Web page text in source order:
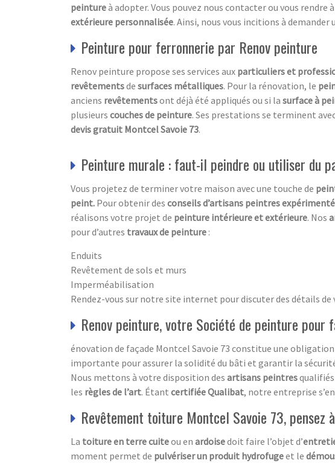
peintureà adopter. Vous pouvez nous contacter ou vous rendre à
extérieure personnalisée. Ainsi, nous vous incitions à demander
Peinture pour ferronnerie par Renov peinture
Renov peinture propose ses services aux particuliers et
revêtementsde surfaces métalliques. Pour la rénovation, le
anciens revêtementsont déjà été appliqués ou si la surface à
plusieurs couches de peinture. Ses prestations se terminent
devis gratuit Montcel Savoie 73.
Peinture murale : faut-il peindre ou utiliser du
Vous projetez de terminer votre maison avec une touche de
peint. Pour obtenir des conseils d’artisans peintres
réalisons votre projet de peinture intérieure et extérieure. Nos
pour d’autres travaux de peinture :
Enduits
Revêtement de sols et murs
Imperméabilisation
Rendez-vous sur notre site internet pour discuter des détails
Renov peinture, votre Société de peinture pour
énovation de façade Montcel Savoie 73 constitue une
importante pour assurer la solidité du bâti et garantir la
Nous mettons à votre disposition des artisans peintres
les règles de l’art. Étant certifiée Qualibat, notre entreprise
Revêtement toiture Montcel Savoie 73, pensez
La toiture en terre cuiteou en ardoisedoit faire l’objet d’
moment permet de pulvériser un produit hydrofugeet le